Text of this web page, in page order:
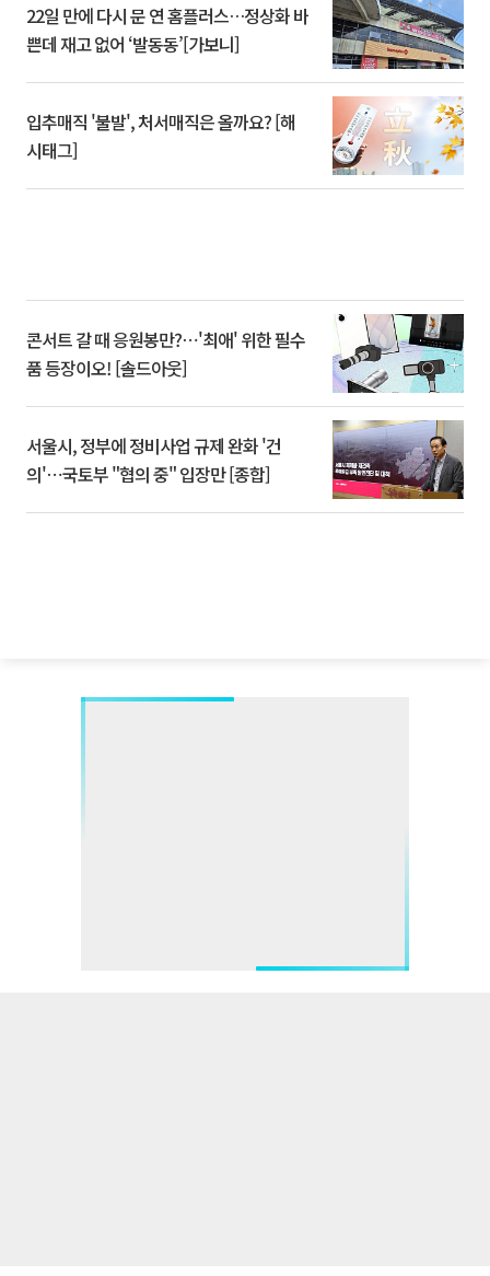
22일 만에 다시 문 연 홈플러스…정상화 바
쁜데 재고 없어 ‘발동동’[가보니]
입추매직 '불발', 처서매직은 올까요? [해
시태그]
콘서트 갈 때 응원봉만?⋯'최애' 위한 필수
품 등장이오! [솔드아웃]
서울시, 정부에 정비사업 규제 완화 '건
의'⋯국토부 "협의 중" 입장만 [종합]